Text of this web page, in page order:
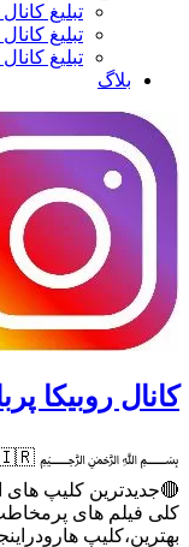
تبلیغ
تبلیغ کانال
تبلیغ
بلاگ
کانال روبیکا
🔴جدیدترین‌ کلیپ های
کلی فیلم های
بهترین،کلیپ